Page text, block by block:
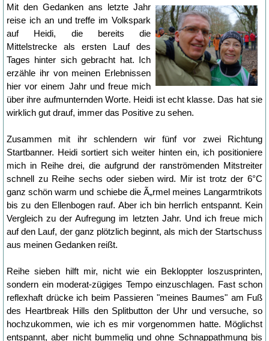
Mit den Gedanken ans letzte Jahr
reise ich an und treffe im Volkspark
auf Heidi, die bereits die
Mittelstrecke als ersten Lauf des
Tages hinter sich gebracht hat. Ich
erzähle ihr von meinen Erlebnissen
hier vor einem Jahr und freue mich
über ihre aufmunternden Worte. Heidi ist echt klasse. Das hat sie
wirklich gut drauf, immer das Positive zu sehen.
Zusammen mit ihr schlendern wir fünf vor zwei Richtung
Startbanner. Heidi sortiert sich weiter hinten ein, ich positioniere
mich in Reihe drei, die aufgrund der ranströmenden Mitstreiter
schnell zu Reihe sechs oder sieben wird. Mir ist trotz der 6°C
ganz schön warm und schiebe die Ã„rmel meines Langarmtrikots
bis zu den Ellenbogen rauf. Aber ich bin herrlich entspannt. Kein
Vergleich zu der Aufregung im letzten Jahr. Und ich freue mich
auf den Lauf, der ganz plötzlich beginnt, als mich der Startschuss
aus meinen Gedanken reißt.
Reihe sieben hilft mir, nicht wie ein Bekloppter loszusprinten,
sondern ein moderat-zügiges Tempo einzuschlagen. Fast schon
reflexhaft drücke ich beim Passieren "meines Baumes" am Fuß
des Heartbreak Hills den Splitbutton der Uhr und versuche, so
hochzukommen, wie ich es mir vorgenommen hatte. Möglichst
entspannt, aber nicht bummelig und ohne Schnappathmung bis